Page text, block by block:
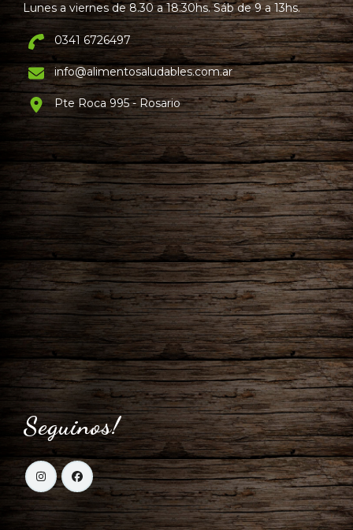
Lunes a viernes de 8.30 a 18.30hs. Sáb de 9 a 13hs.
0341 6726497
info@alimentosaludables.com.ar
Pte Roca 995 - Rosario
Seguinos!